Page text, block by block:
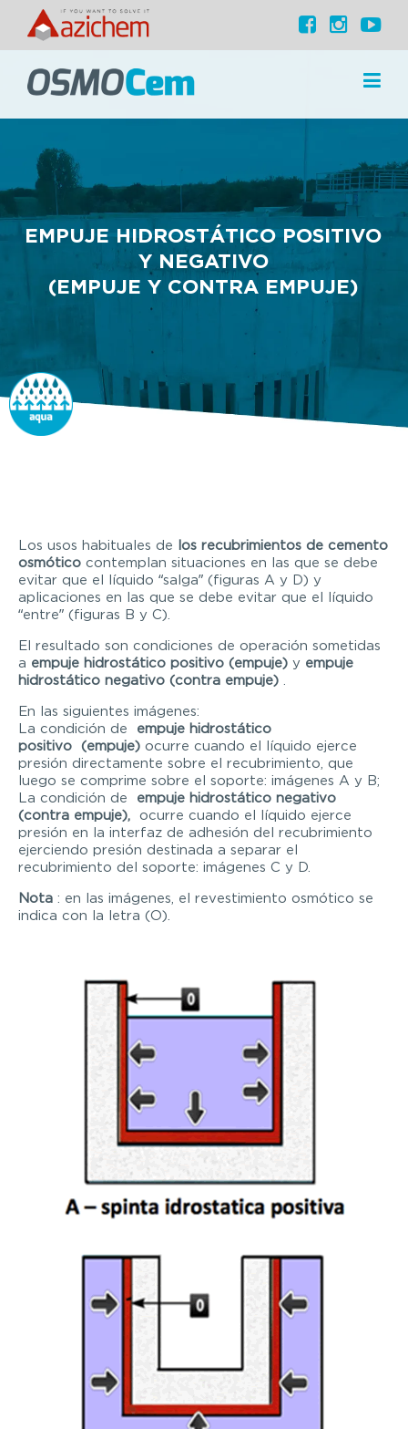
EMPUJE HIDROSTÁTICO POSITIVO
Y NEGATIVO
(EMPUJE Y CONTRA EMPUJE)
Los usos habituales de los recubrimientos de cemento
osmótico contemplan situaciones en las que se debe
evitar que el líquido “salga” (figuras A y D) y
aplicaciones en las que se debe evitar que el líquido
“entre” (figuras B y C).
El resultado son condiciones de operación sometidas
a empuje hidrostático positivo (empuje) y empuje
hidrostático negativo (contra empuje)
En las siguientes imágenes:
La condición de empuje hidrostático
positivo
(empuje) ocurre cuando el líquido ejerce
presión directamente sobre el recubrimiento, que
luego se comprime sobre el soporte: imágenes A y B;
La condición de empuje hidrostático negativo
(contra empuje),
ocurre cuando el líquido ejerce
presión en la interfaz de adhesión del recubrimiento
ejerciendo presión destinada a separar el
recubrimiento del soporte: imágenes C y D.
Nota : en las imágenes, el revestimiento osmótico se
indica con la letra (O).